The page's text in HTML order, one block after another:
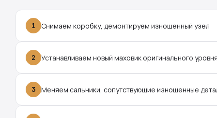
1 Снимаем коробку, демонтируем изношенный узел
2 Устанавливаем новый маховик оригинального
3 Меняем сальники, сопутствующие изношенные